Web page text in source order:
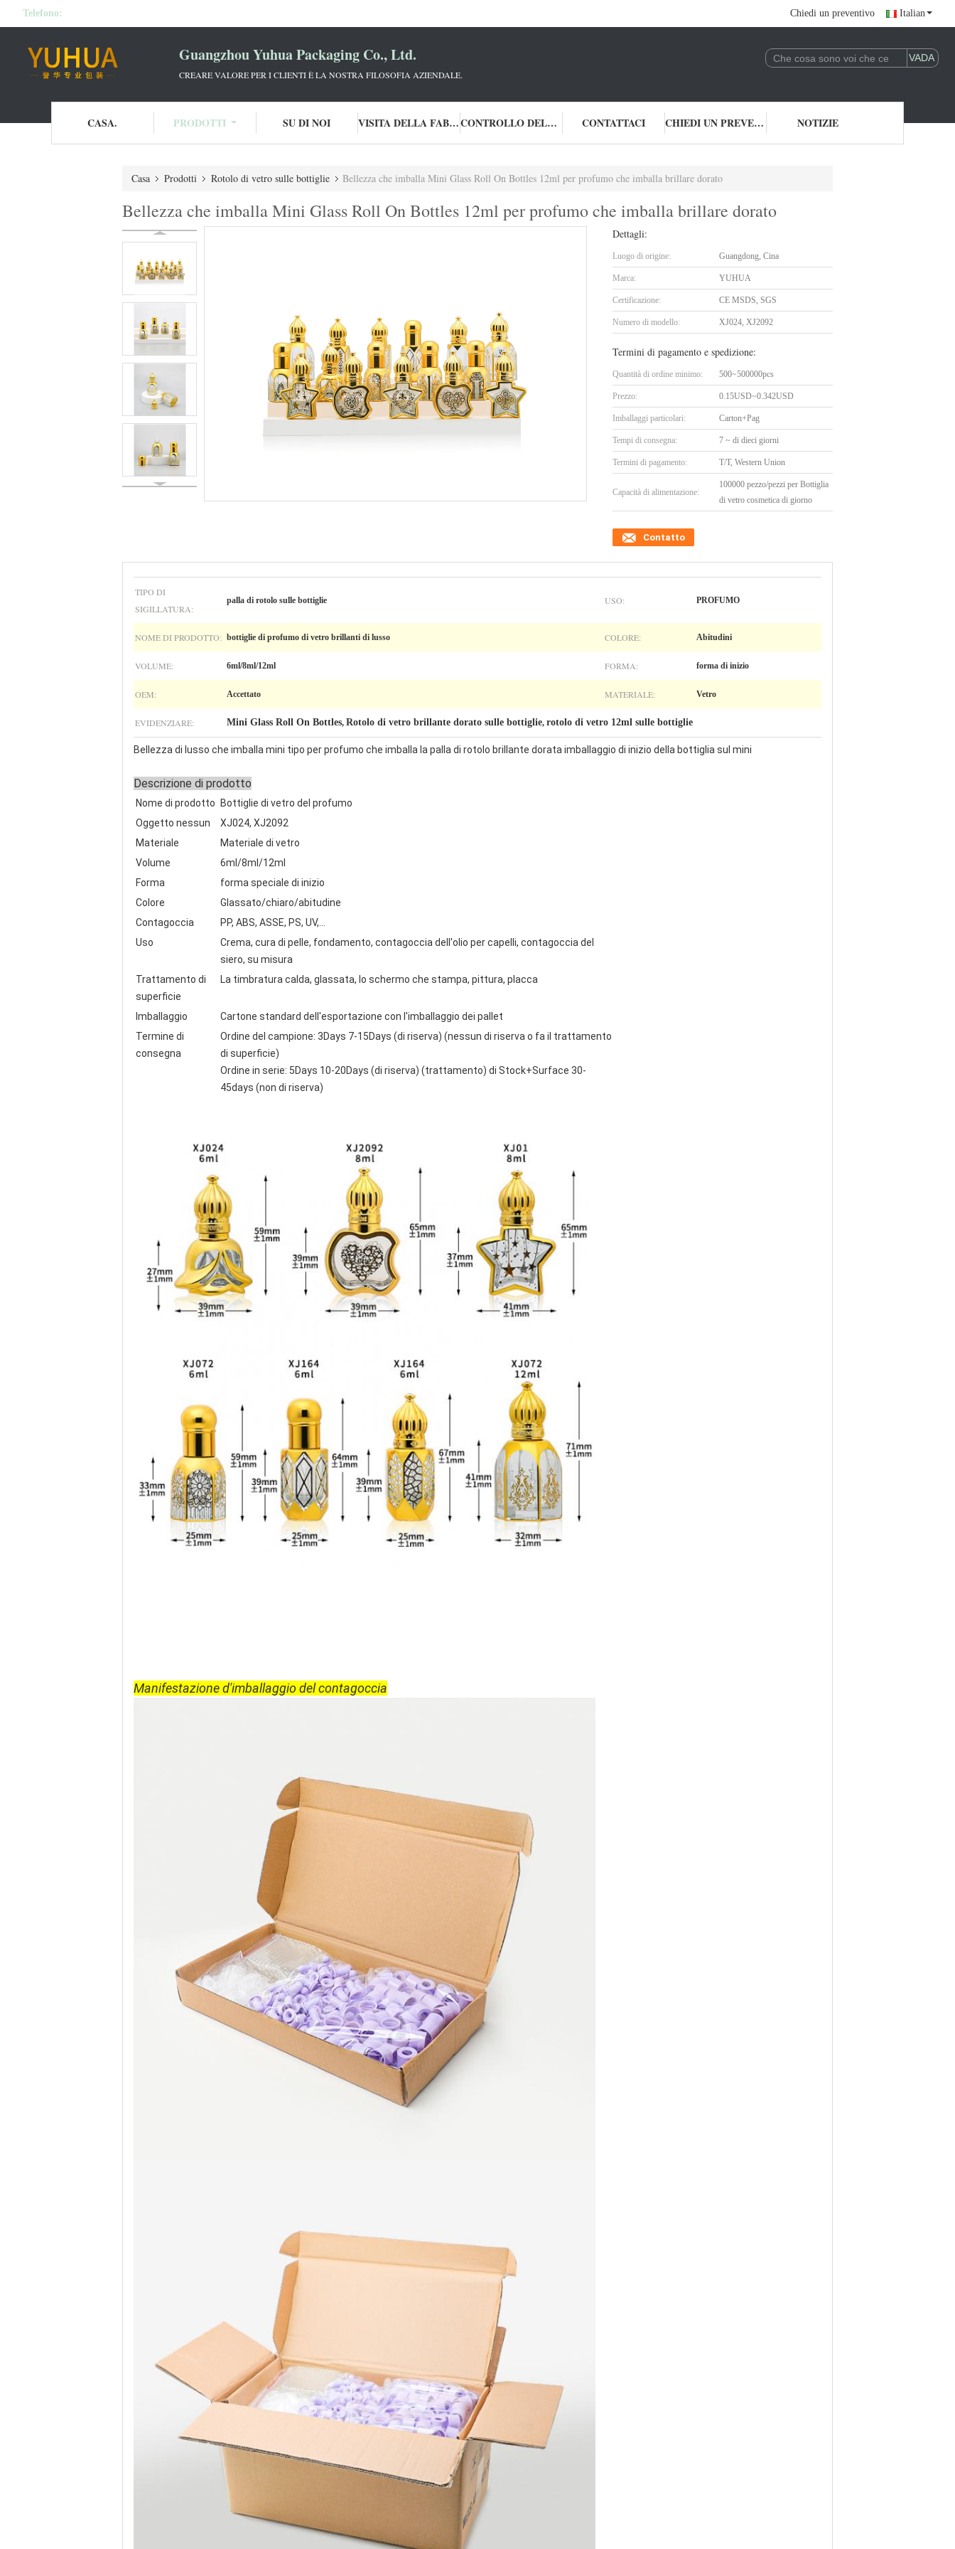
Telefono: Chiedi un preventivo Italian
Guangzhou Yuhua Packaging Co., Ltd.
CREARE VALORE PER I CLIENTI È LA NOSTRA FILOSOFIA AZIENDALE.
CASA. PRODOTTI SU DI NOI VISITA DELLA FABBRICA CONTROLLO DELLA QUALITÀ CONTATTACI CHIEDI UN PREVENTIVO NOTIZIE
Casa Prodotti Rotolo di vetro sulle bottiglie Bellezza che imballa Mini Glass Roll On Bottles 12ml per profumo che imballa brillare dorato
Bellezza che imballa Mini Glass Roll On Bottles 12ml per profumo che imballa brillare dorato
Dettagli:
Luogo di origine: Guangdong, Cina
Marca: YUHUA
Certificazione: CE MSDS, SGS
Numero di modello: XJ024, XJ2092
Termini di pagamento e spedizione:
Quantità di ordine minimo: 500~500000pcs
Prezzo: 0.15USD~0.342USD
Imballaggi particolari: Carton+Pag
Tempi di consegna: 7 ~ di dieci giorni
Termini di pagamento: T/T, Western Union
Capacità di alimentazione:
100000 pezzo/pezzi per Bottiglia
di vetro cosmetica di giorno
Contatto
TIPO DI
SIGILLATURA:
palla di rotolo sulle bottiglie USO: PROFUMO
NOME DI PRODOTTO: bottiglie di profumo di vetro brillanti di lusso COLORE: Abitudini
VOLUME: 6ml/8ml/12ml FORMA: forma di inizio
OEM: Accettato MATERIALE: Vetro
EVIDENZIARE: Mini Glass Roll On Bottles, Rotolo di vetro brillante dorato sulle bottiglie, rotolo di vetro 12ml sulle bottiglie
Bellezza di lusso che imballa mini tipo per profumo che imballa la palla di rotolo brillante dorata imballaggio di inizio della bottiglia sul mini
Descrizione di prodotto
Nome di prodotto
Bottiglie di vetro del profumo
Oggetto nessun
XJ024, XJ2092
Materiale
Materiale di vetro
Volume
6ml/8ml/12ml
Forma
forma speciale di inizio
Colore
Glassato/chiaro/abitudine
Contagoccia
PP, ABS, ASSE, PS, UV,…
Uso
Crema, cura di pelle, fondamento, contagoccia dell'olio per capelli, contagoccia del
siero, su misura
Trattamento di
superficie
La timbratura calda, glassata, lo schermo che stampa, pittura, placca
Imballaggio
Cartone standard dell'esportazione con l'imballaggio dei pallet
Termine di
consegna
Ordine del campione: 3Days 7-15Days (di riserva) (nessun di riserva o fa il trattamento
di superficie)
Ordine in serie: 5Days 10-20Days (di riserva) (trattamento) di Stock+Surface 30-
45days (non di riserva)
Manifestazione d'imballaggio del contagoccia